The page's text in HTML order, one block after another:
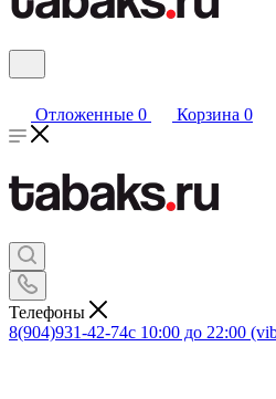
Отложенные 0 Корзина 0
Телефоны
8(904)931-42-74с 10:00 до 22:00